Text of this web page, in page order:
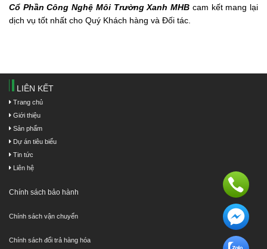
Cổ Phần Công Nghệ Môi Trường Xanh MHB cam kết mang lại
dịch vụ tốt nhất cho Quý Khách hàng và Đối tác.
LIÊN KẾT
Trang chủ
Giới thiệu
Sản phẩm
Dự án tiêu biểu
Tin tức
Liên hệ
Chính sách bảo hành
Chính sách vận chuyển
Chính sách đổi trả hàng hóa